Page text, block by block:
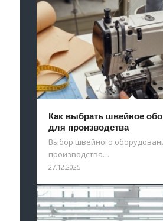
Как выбрать швейное
для производства
Выбор швейного
производства…
27.12.2025